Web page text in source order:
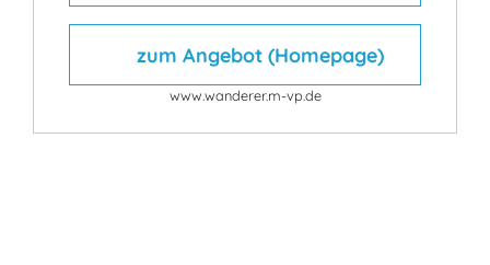
zum Angebot (Homepage)
www.wanderer.m-vp.de